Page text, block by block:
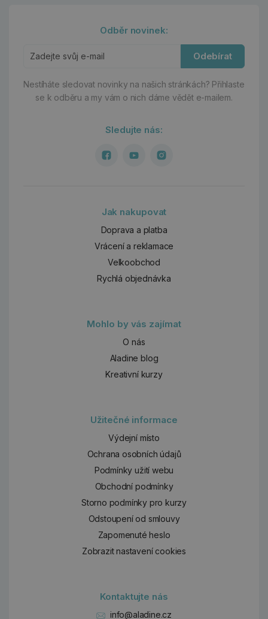
Odběr novinek:
Odebírat
Nestíháte sledovat novinky na našich stránkách? Přihlaste
se k odběru a my vám o nich dáme vědět e-mailem.
Sledujte nás:
Jak nakupovat
Doprava a platba
Vrácení a reklamace
Velkoobchod
Rychlá objednávka
Mohlo by vás zajímat
O nás
Aladine blog
Kreativní kurzy
Užitečné informace
Výdejní místo
Ochrana osobních údajů
Podmínky užití webu
Obchodní podmínky
Storno podmínky pro kurzy
Odstoupení od smlouvy
Zapomenuté heslo
Zobrazit nastavení cookies
Kontaktujte nás
info@aladine.cz